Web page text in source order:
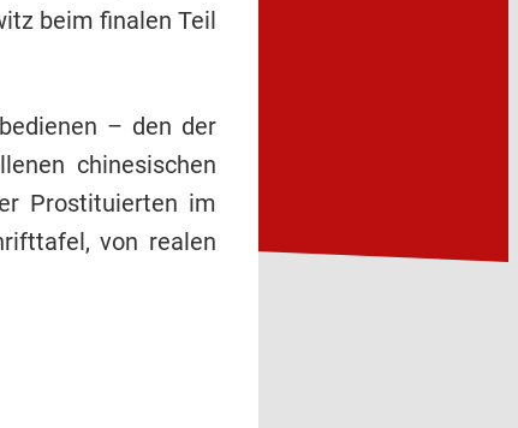
beim finalen Teil
– den der
chinesischen
Prostituierten im
von realen